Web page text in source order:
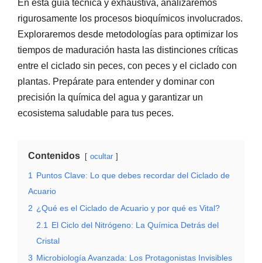
En esta guía técnica y exhaustiva, analizaremos
rigurosamente los procesos bioquímicos involucrados.
Exploraremos desde metodologías para optimizar los
tiempos de maduración hasta las distinciones críticas
entre el ciclado sin peces, con peces y el ciclado con
plantas. Prepárate para entender y dominar con
precisión la química del agua y garantizar un
ecosistema saludable para tus peces.
Contenidos ocultar
1
Puntos Clave: Lo que debes recordar del Ciclado de
Acuario
2 ¿Qué es el Ciclado de Acuario y por qué es Vital?
2.1
El Ciclo del Nitrógeno: La Química Detrás del
Cristal
3 Microbiología Avanzada: Los Protagonistas Invisibles